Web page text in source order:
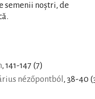
semenii noştri, de
, 141-147 (7)
nézőpontból , 38-40